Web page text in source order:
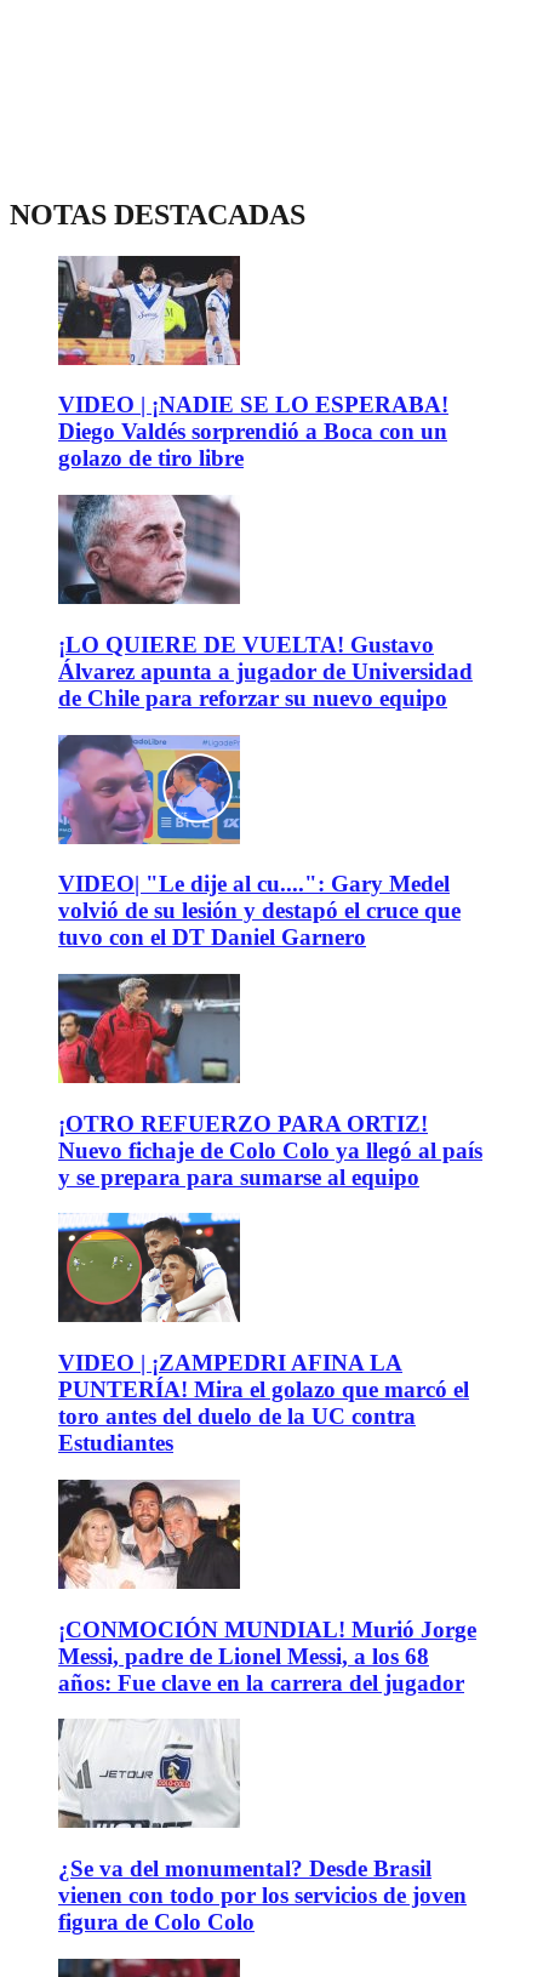
NOTAS DESTACADAS
VIDEO | ¡NADIE SE LO ESPERABA!
Diego Valdés sorprendió a Boca con un
golazo de tiro libre
¡LO QUIERE DE VUELTA! Gustavo
Álvarez apunta a jugador de Universidad
de Chile para reforzar su nuevo equipo
VIDEO| "Le dije al cu....": Gary Medel
volvió de su lesión y destapó el cruce que
tuvo con el DT Daniel Garnero
¡OTRO REFUERZO PARA ORTIZ!
Nuevo fichaje de Colo Colo ya llegó al país
y se prepara para sumarse al equipo
VIDEO | ¡ZAMPEDRI AFINA LA
PUNTERÍA! Mira el golazo que marcó el
toro antes del duelo de la UC contra
Estudiantes
¡CONMOCIÓN MUNDIAL! Murió Jorge
Messi, padre de Lionel Messi, a los 68
años: Fue clave en la carrera del jugador
¿Se va del monumental? Desde Brasil
vienen con todo por los servicios de joven
figura de Colo Colo